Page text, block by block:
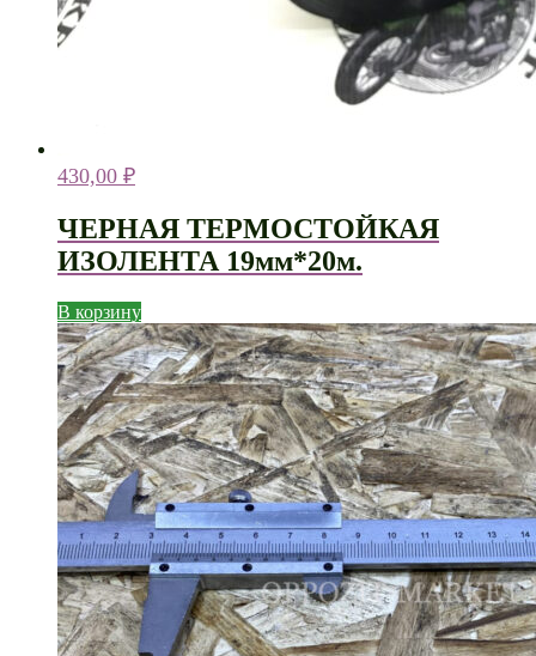
430,00 ₽
ЧЕРНАЯ ТЕРМОСТОЙКАЯ
ИЗОЛЕНТА 19мм*20м.
В корзину